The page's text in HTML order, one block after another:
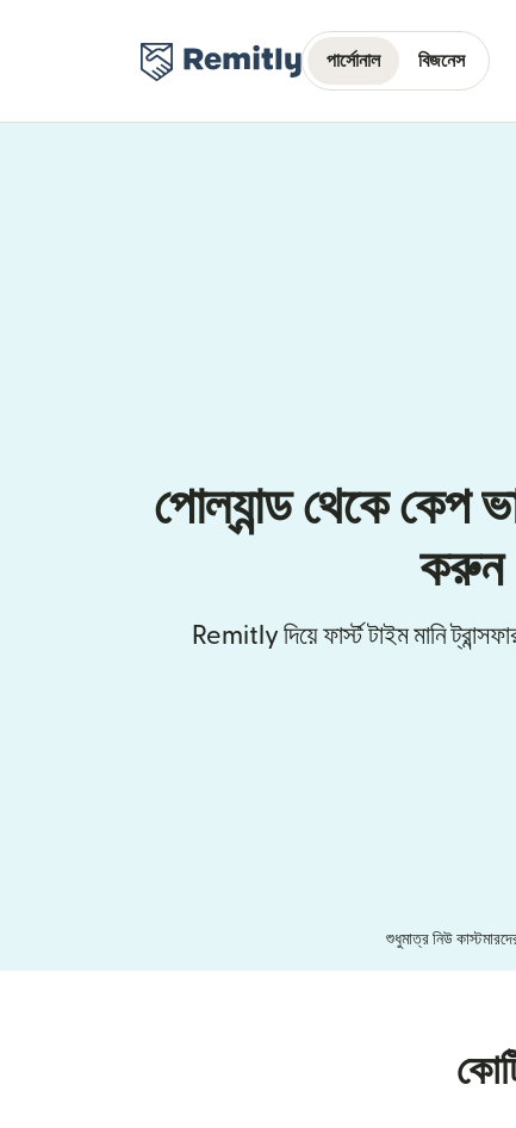
পার্সোনাল বিজনেস
পোল্যান্ড থেকে কেপ
করুন
Remitly দিয়ে ফার্স্ট টাইম মানি
শুধুমাত্র নিউ